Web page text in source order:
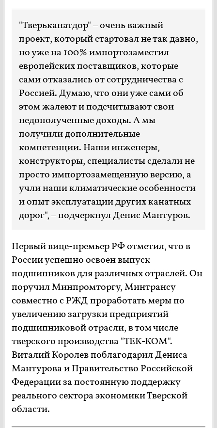
"Тверьканатдор" – очень важный
проект, который стартовал не так давно,
но уже на 100% импортозаместил
европейских поставщиков, которые
сами отказались от сотрудничества с
Россией. Думаю, что они уже сами об
этом жалеют и подсчитывают свои
недополученные доходы. А мы
получили дополнительные
компетенции. Наши инженеры,
конструкторы, специалисты сделали не
просто импортозамещенную версию, а
учли наши климатические особенности
и опыт эксплуатации других канатных
дорог", – подчеркнул Денис Мантуров.
Первый вице-премьер РФ отметил, что в
России успешно освоен выпуск
подшипников для различных отраслей. Он
поручил Минпромторгу, Минтрансу
совместно с РЖД проработать меры по
увеличению загрузки предприятий
подшипниковой отрасли, в том числе
тверского производства "ТЕК-КОМ".
Виталий Королев поблагодарил Дениса
Мантурова и Правительство Российской
Федерации за постоянную поддержку
реального сектора экономики Тверской
области.